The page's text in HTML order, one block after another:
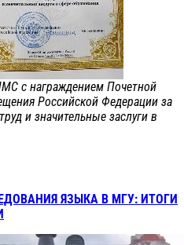
с награждением Почетной
Российской Федерации за
и значительные заслуги в
ЯЗЫКА В МГУ: ИТОГИ